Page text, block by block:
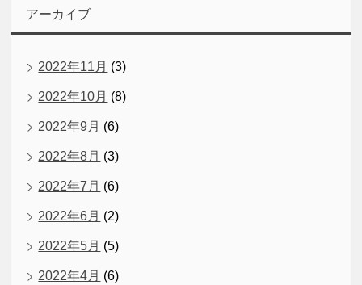
アーカイブ
2022年11月 (3)
2022年10月 (8)
2022年9月 (6)
2022年8月 (3)
2022年7月 (6)
2022年6月 (2)
2022年5月 (5)
2022年4月 (6)